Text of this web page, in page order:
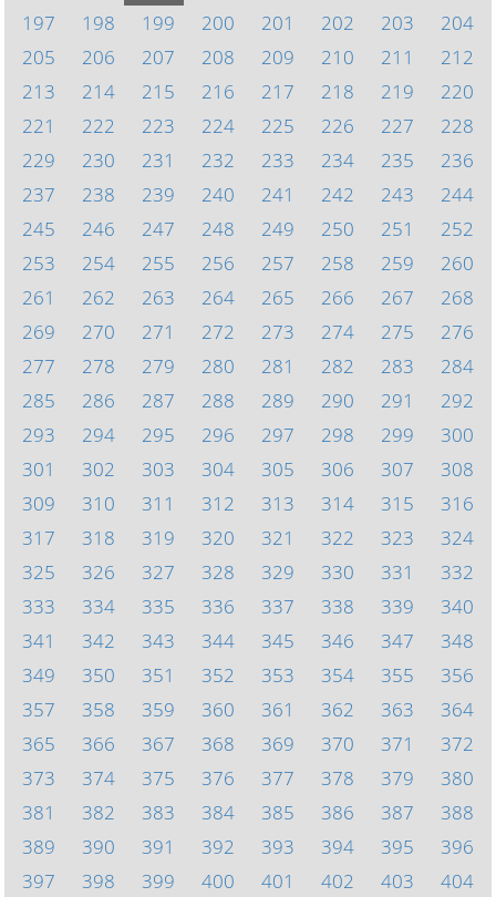
197
198 199 200 201 202 203
204
205
206 207 208 209 210 211
212
213
214 215 216 217 218 219
220
221
222 223 224 225 226 227
228
229
230 231 232 233 234 235
236
237
238 239 240 241 242 243
244
245
246 247 248 249 250 251
252
253
254 255 256 257 258 259
260
261
262 263 264 265 266 267
268
269
270 271 272 273 274 275
276
277
278 279 280 281 282 283
284
285
286 287 288 289 290 291
292
293
294 295 296 297 298 299
300
301
302 303 304 305 306 307
308
309
310 311 312 313 314 315
316
317
318 319 320 321 322 323
324
325
326 327 328 329 330 331
332
333
334 335 336 337 338 339
340
341
342 343 344 345 346 347
348
349
350 351 352 353 354 355
356
357
358 359 360 361 362 363
364
365
366 367 368 369 370 371
372
373
374 375 376 377 378 379
380
381
382 383 384 385 386 387
388
389
390 391 392 393 394 395
396
397
398 399 400 401 402 403 404